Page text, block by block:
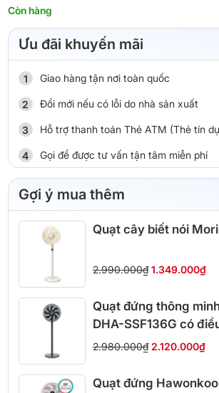
Còn hàng
Ưu đãi khuyến mãi
Giao hàng tận nơi toàn quốc
Đổi mới nếu có lỗi do nhà sản xuất
Hỗ trợ thanh toán Thẻ ATM (Thẻ tín
Gọi để được tư vấn tận tâm miễn phí
Gợi ý mua thêm
Quạt cây biết nói
2.990.000₫ 1.349.000₫
Quạt đứng thông
DHA-SSF136G có
giọng nói
2.980.000₫ 2.120.000₫
Quạt đứng